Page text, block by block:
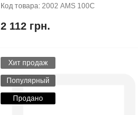
Код товара:2002 AMS 100C
2 112 грн.
Хит продаж
Популярный
Продано